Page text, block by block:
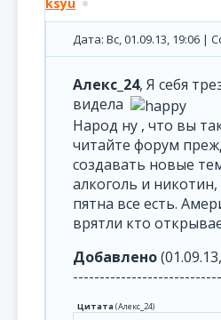
Дата: Вс, 01.09.13, 19:06 |
Алекс_24, Я себя
видела
Народ ну , что вы
читайте форум
создавать новые
алкоголь и
пятна все есть.
врятли кто
Добавлено
Цитата(Алекс_24)